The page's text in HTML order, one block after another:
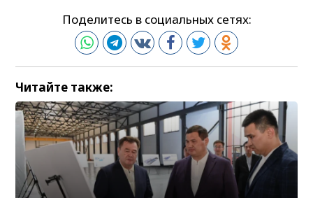
Поделитесь в социальных сетях:
Читайте также: